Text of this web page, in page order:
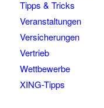
Tipps & Tricks
Veranstaltungen
Versicherungen
Vertrieb
Wettbewerbe
XING-Tipps